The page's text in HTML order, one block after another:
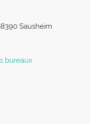
Sausheim
bureaux